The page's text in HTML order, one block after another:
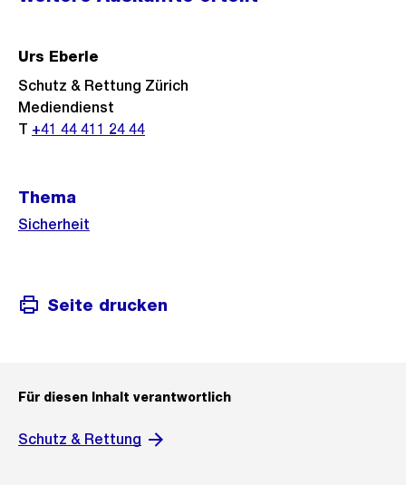
Informationen
Urs Eberle
Schutz & Rettung Zürich
Mediendienst
T +41 44 411 24 44
Thema
Sicherheit
Seite drucken
Für diesen Inhalt verantwortlich
Schutz & Rettung